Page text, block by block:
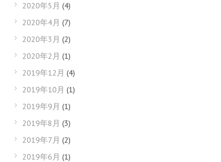
2020年5月 (4)
2020年4月 (7)
2020年3月 (2)
2020年2月 (1)
2019年12月 (4)
2019年10月 (1)
2019年9月 (1)
2019年8月 (3)
2019年7月 (2)
2019年6月 (1)